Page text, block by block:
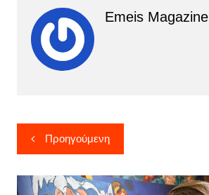
Emeis Magazine
Πλοήγηση
άρθρων
Προηγούμενη